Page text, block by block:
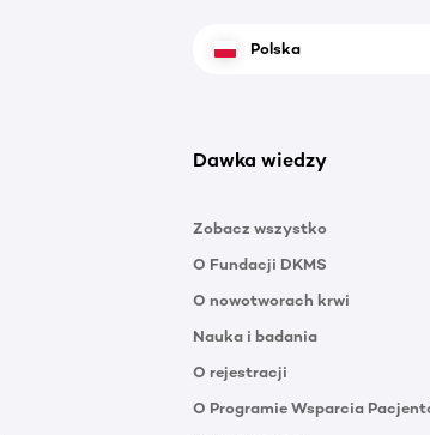
Polska
Dawka wiedzy
Zobacz wszystko
O Fundacji DKMS
O nowotworach krwi
Nauka i badania
O rejestracji
O Programie Wsparcia